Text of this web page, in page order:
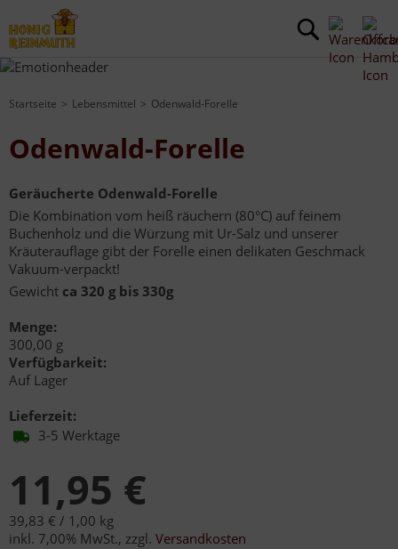
Startseite Lebensmittel Odenwald-Forelle
Odenwald-Forelle
Geräucherte Odenwald-Forelle
Die Kombination vom heiß räuchern (80°C) auf feinem
Buchenholz und die Würzung mit Ur-Salz und unserer
Kräuterauflage gibt der Forelle einen delikaten Geschmack
Vakuum-verpackt!
Gewicht ca 320 g bis 330g
Menge:
300,00 g
Verfügbarkeit:
Auf Lager
Lieferzeit:
3-5 Werktage
11,95 €
39,83 € / 1,00 kg
inkl. 7,00% MwSt., zzgl. Versandkosten